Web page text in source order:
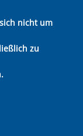
nicht um
zu